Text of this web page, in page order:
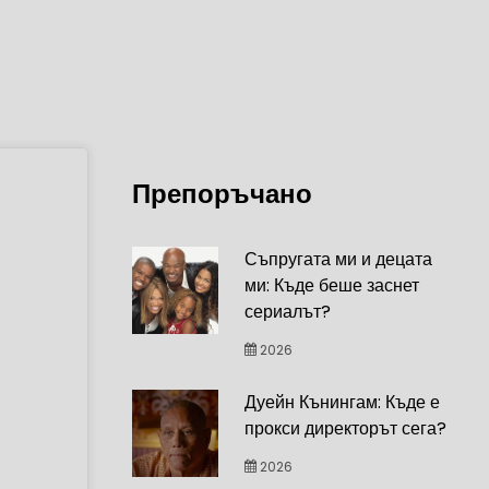
Препоръчано
Съпругата ми и децата
ми: Къде беше заснет
сериалът?
2026
Дуейн Кънингам: Къде е
прокси директорът сега?
2026